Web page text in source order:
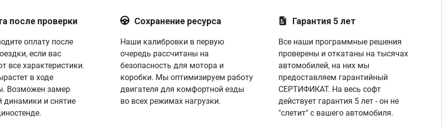
после проверки
оплату после
если вас
все характеристики.
в ходе
Возможен замер
динамики и снятие
Сохранение ресурса
Наши калибровки в первую
очередь рассчитаны на
безопасность для мотора и
коробки. Мы оптимизируем работу
двигателя для комфортной езды
во всех режимах нагрузки.
Гарантия 5 лет
Все наши программные решения
проверены и откатаны на тысячах
автомобилей, на них мы
предоставляем гарантийный
СЕРТИФИКАТ. На весь софт
действует гарантия 5 лет - он не
"слетит" с вашего автомобиля.